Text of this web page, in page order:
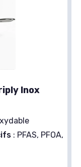
Inox
: PFAS, PFOA,